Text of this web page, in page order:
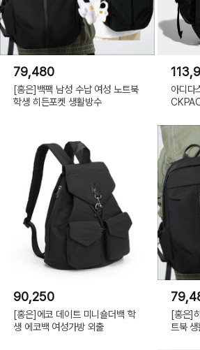
79,480
[홍은]백팩 남성 수납 여성 노트북
학생 히든포켓 생활방수
아디
90,250
[홍은]에코 데이트 미니숄더백 학
생 에코백 여성가방 외출
[홍은]
트북